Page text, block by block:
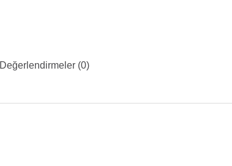
Değerlendirmeler (0)